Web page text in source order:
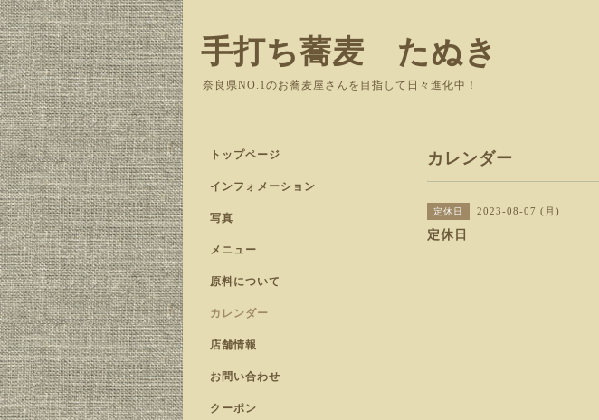
手打ち蕎麦 たぬき
奈良県NO.1のお蕎麦屋さんを目指して日々進化中！
カレンダー
定休日 2023-08-07 (月)
定休日
トップページ
インフォメーション
写真
メニュー
原料について
カレンダー
店舗情報
お問い合わせ
クーポン